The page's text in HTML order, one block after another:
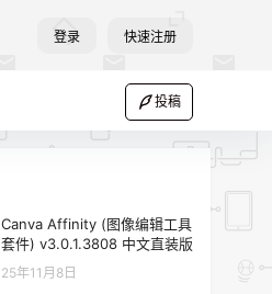
登录 快速注册
投稿
Canva Affinity (图像编辑工具
套件) v3.0.1.3808 中文直装版
25年11月8日